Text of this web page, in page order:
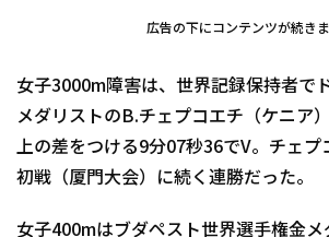
広告の下にコンテンツが続き
女子3000m障害は、世界記録保持者で
メダリストのB.チェプコエチ（ケニア
上の差をつける9分07秒36でV。チェプ
初戦（厦門大会）に続く連勝だった。
女子400mはブダペスト世界選手権金メ